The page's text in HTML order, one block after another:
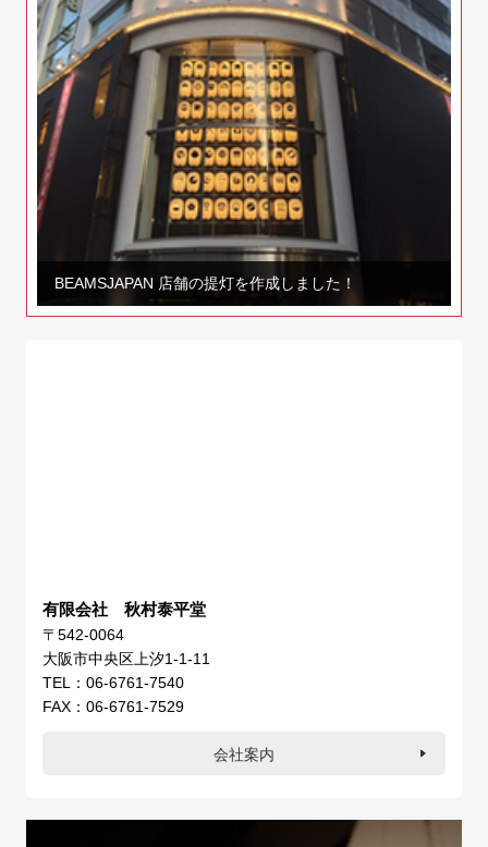
BEAMSJAPAN 店舗の提灯を作成しました！
有限会社 秋村泰平堂
〒542-0064
大阪市中央区上汐1-1-11
TEL：06-6761-7540
FAX：06-6761-7529
会社案内